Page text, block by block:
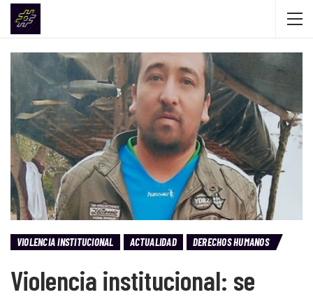
VIOLENCIA INSTITUCIONAL ACTUALIDAD DERECHOS HUMANOS
Violencia institucional: se